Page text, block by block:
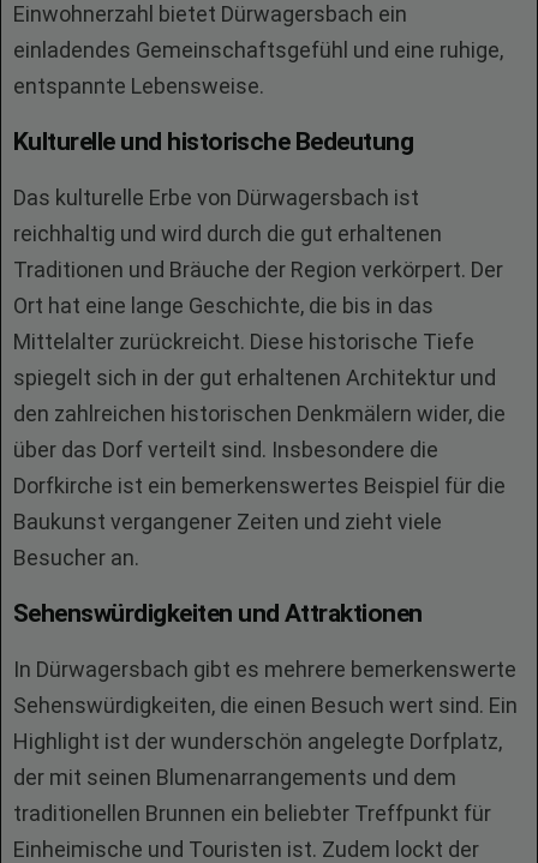
Einwohnerzahl bietet Dürwagersbach ein
einladendes Gemeinschaftsgefühl und eine ruhige,
entspannte Lebensweise.
Kulturelle und historische Bedeutung
Das kulturelle Erbe von Dürwagersbach ist
reichhaltig und wird durch die gut erhaltenen
Traditionen und Bräuche der Region verkörpert. Der
Ort hat eine lange Geschichte, die bis in das
Mittelalter zurückreicht. Diese historische Tiefe
spiegelt sich in der gut erhaltenen Architektur und
den zahlreichen historischen Denkmälern wider, die
über das Dorf verteilt sind. Insbesondere die
Dorfkirche ist ein bemerkenswertes Beispiel für die
Baukunst vergangener Zeiten und zieht viele
Besucher an.
Sehenswürdigkeiten und Attraktionen
In Dürwagersbach gibt es mehrere bemerkenswerte
Sehenswürdigkeiten, die einen Besuch wert sind. Ein
Highlight ist der wunderschön angelegte Dorfplatz,
der mit seinen Blumenarrangements und dem
traditionellen Brunnen ein beliebter Treffpunkt für
Einheimische und Touristen ist. Zudem lockt der